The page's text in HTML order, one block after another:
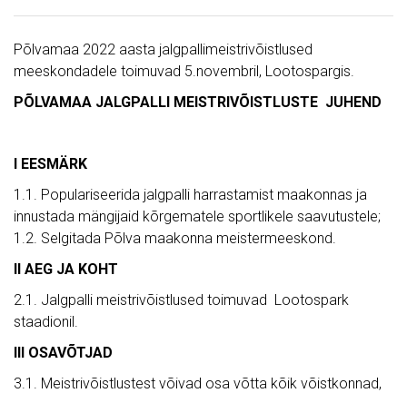
Põlvamaa 2022 aasta jalgpallimeistrivõistlused
meeskondadele toimuvad 5.novembril, Lootospargis.
PÕLVAMAA JALGPALLI MEISTRIVÕISTLUSTE JUHEND
I EESMÄRK
1.1. Populariseerida jalgpalli harrastamist maakonnas ja
innustada mängijaid kõrgematele sportlikele saavutustele;
1.2. Selgitada Põlva maakonna meistermeeskond.
II AEG JA KOHT
2.1. Jalgpalli meistrivõistlused toimuvad Lootospark
staadionil.
III OSAVÕTJAD
3.1. Meistrivõistlustest võivad osa võtta kõik võistkonnad,